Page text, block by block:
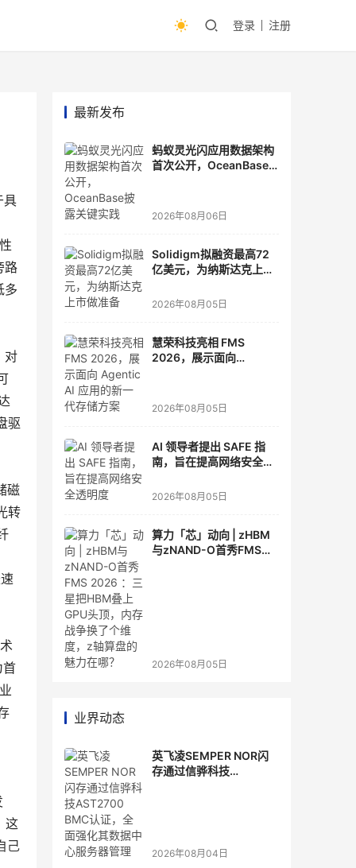
登录 注册
具
路
多
对
驱
磁
转
首
这
己
最新发布
蚂蚁灵光闪应用数据架构
首次公开，OceanBase
2026年08月06日
Solidigm拟融资最高72
亿美元，为纳斯达克上市
2026年08月05日
慧荣科技亮相 FMS
2026，展示面向
2026年08月05日
AI 领导者提出 SAFE 指
南，旨在提高网络安全透
2026年08月05日
算力「芯」动向 | zHBM
与zNAND-O首秀FMS
2026年08月05日
业界动态
英飞凌SEMPER NOR闪
存通过信骅科技
2026年08月04日